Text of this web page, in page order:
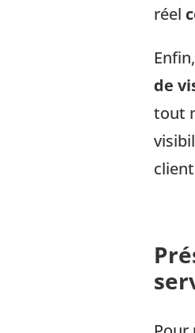
réel
de
tout